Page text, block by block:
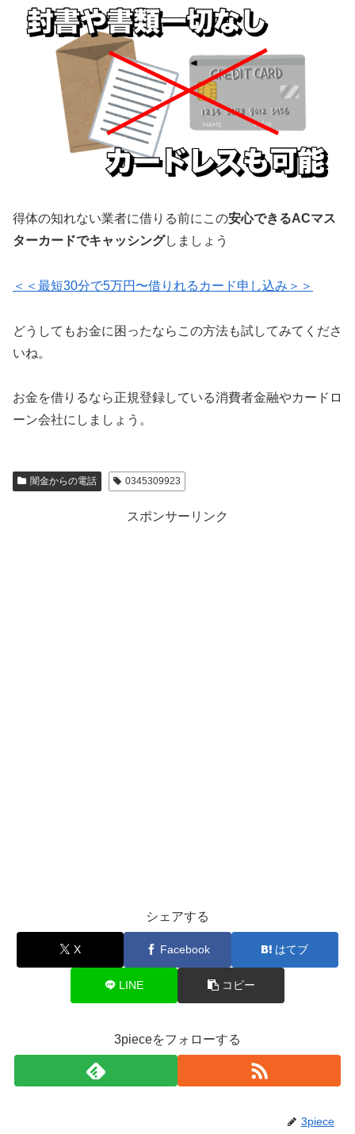
得体の知れない業者に借りる前にこの安心できるACマス
ターカードでキャッシングしましょう
＜＜最短30分で5万円〜借りれるカード申し込み＞＞
どうしてもお金に困ったならこの方法も試してみてくださ
いね。
お金を借りるなら正規登録している消費者金融やカードロ
ーン会社にしましょう。
闇金からの電話 0345309923
スポンサーリンク
シェアする
X Facebook はてブ
LINE コピー
3pieceをフォローする
3piece